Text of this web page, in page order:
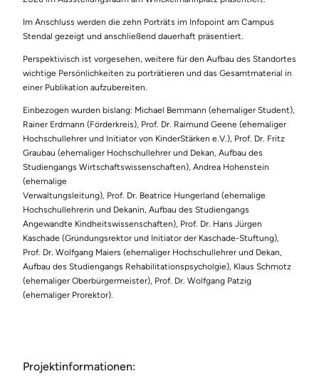
Im Anschluss werden die zehn Porträts im Infopoint am Campus
Stendal gezeigt und anschließend dauerhaft präsentiert.
Perspektivisch ist vorgesehen, weitere für den Aufbau des Standortes
wichtige Persönlichkeiten zu porträtieren und das Gesamtmaterial in
einer Publikation aufzubereiten.
Einbezogen wurden bislang: Michael Bemmann (ehemaliger Student),
Rainer Erdmann (Förderkreis), Prof. Dr. Raimund Geene (ehemaliger
Hochschullehrer und Initiator von KinderStärken e.V.), Prof. Dr. Fritz
Graubau (ehemaliger Hochschullehrer und Dekan, Aufbau des
Studiengangs Wirtschaftswissenschaften), Andrea Hohenstein
(ehemalige
Verwaltungsleitung), Prof. Dr. Beatrice Hungerland (ehemalige
Hochschullehrerin und Dekanin, Aufbau des Studiengangs
Angewandte Kindheitswissenschaften), Prof. Dr. Hans Jürgen
Kaschade (Gründungsrektor und Initiator der Kaschade-Stuftung),
Prof. Dr. Wolfgang Maiers (ehemaliger Hochschullehrer und Dekan,
Aufbau des Studiengangs Rehabilitationspsycholgie), Klaus Schmotz
(ehemaliger Oberbürgermeister), Prof. Dr. Wolfgang Patzig
(ehemaliger Prorektor).
Projektinformationen: